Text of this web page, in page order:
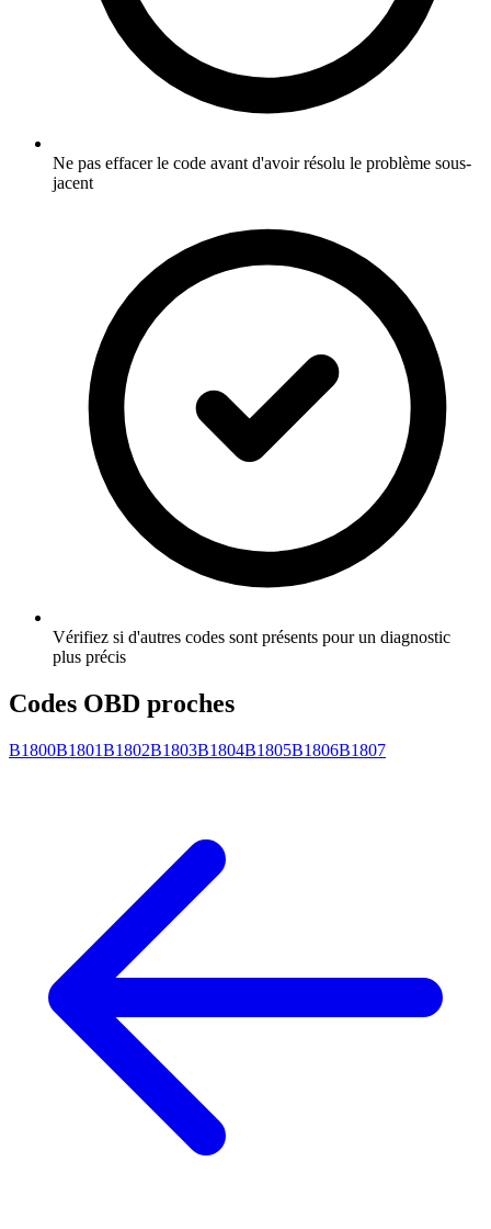
Ne pas effacer le code avant d'avoir résolu le problème sous-
jacent
Vérifiez si d'autres codes sont présents pour un diagnostic
plus précis
Codes OBD proches
B1800B1801B1802B1803B1804B1805B1806B1807